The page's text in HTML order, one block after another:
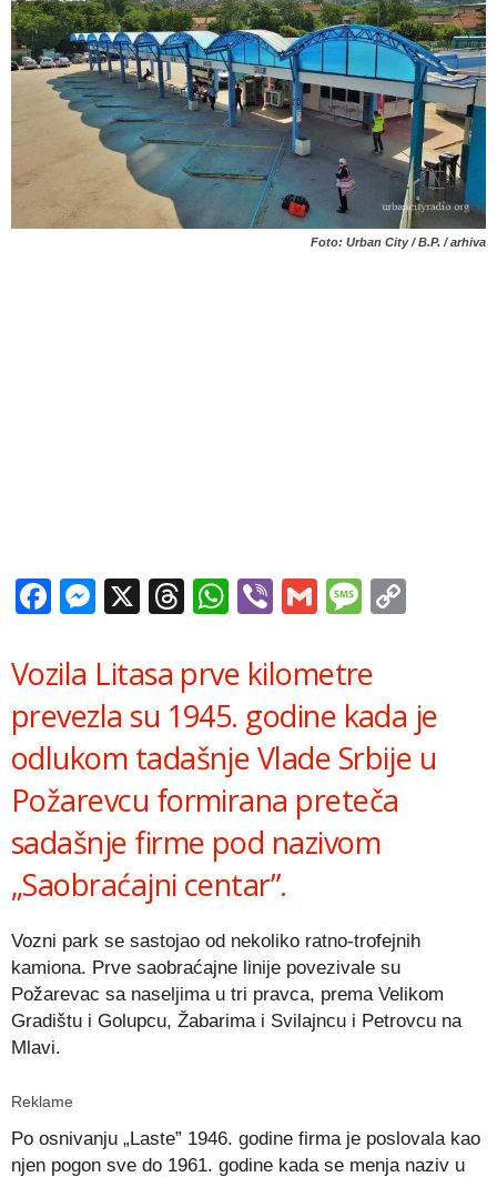
Foto: Urban City / B.P. / arhiva
Facebook
Messenger
X Threads
WhatsApp
ViberGmail
Vozila Litasa prve kilometre
prevezla su 1945. godine kada je
odlukom tadašnje Vlade Srbije u
Požarevcu formirana preteča
sadašnje firme pod nazivom
„Saobraćajni centar”.
Vozni park se sastojao od nekoliko ratno-trofejnih
kamiona. Prve saobraćajne linije povezivale su
Požarevac sa naseljima u tri pravca, prema Velikom
Gradištu i Golupcu, Žabarima i Svilajncu i Petrovcu na
Mlavi.
Reklame
Po osnivanju „Laste” 1946. godine firma je poslovala kao
njen pogon sve do 1961. godine kada se menja naziv u